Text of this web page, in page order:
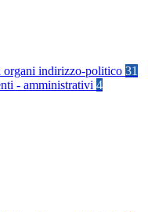
organi indirizzo-politico 31
- amministrativi 4